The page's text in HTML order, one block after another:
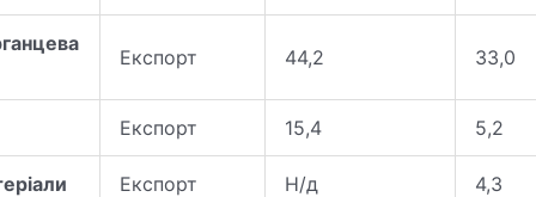
Експорт 44,2 33,0
Експорт 15,4 5,2
Експорт Н/д 4,3